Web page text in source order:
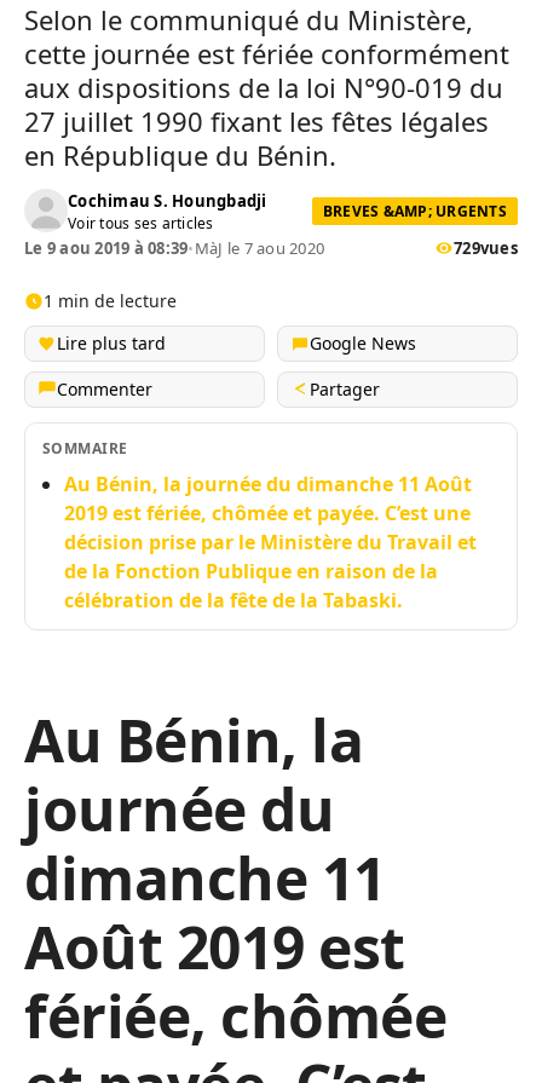
Selon le communiqué du Ministère,
cette journée est fériée conformément
aux dispositions de la loi N°90-019 du
27 juillet 1990 fixant les fêtes légales
en République du Bénin.
Cochimau S. Houngbadji
Voir tous ses articles
BREVES &AMP; URGENTS
Le 9 aou 2019 à 08:39•MàJ le 7 aou 2020 729vues
1 min de lecture
Lire plus tard
Google News
Commenter
Partager
SOMMAIRE
Au Bénin, la journée du dimanche 11 Août
2019 est fériée, chômée et payée. C’est une
décision prise par le Ministère du Travail et
de la Fonction Publique en raison de la
célébration de la fête de la Tabaski.
Au Bénin, la
journée du
dimanche 11
Août 2019 est
fériée, chômée